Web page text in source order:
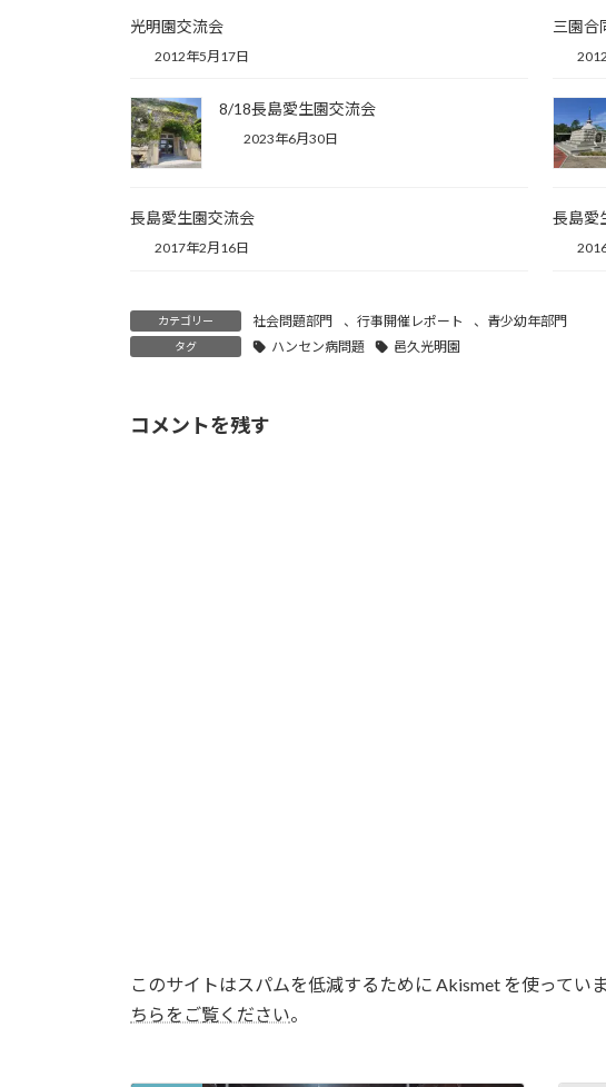
光明園交流会
2012年5月17日
三園合
8/18長島愛生園交流会
2023年6月30日
長島愛生園交流会
2017年2月16日
長島愛
カテゴリー 社会問題部門 、 行事開催レポート 、 青少幼年部門
タグ ハンセン病問題 邑久光明園
コメントを残す
このサイトはスパムを低減するために Akismet を使っていま
ちらをご覧ください。